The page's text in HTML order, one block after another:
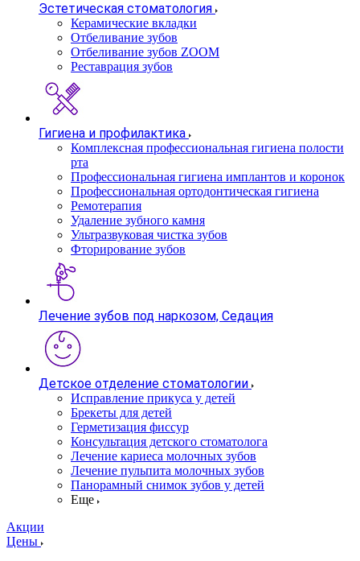
Эстетическая стоматология
Керамические вкладки
Отбеливание зубов
Отбеливание зубов ZOOM
Реставрация зубов
Гигиена и профилактика
Комплексная профессиональная гигиена полости
рта
Профессиональная гигиена имплантов и коронок
Профессиональная ортодонтическая гигиена
Ремотерапия
Удаление зубного камня
Ультразвуковая чистка зубов
Фторирование зубов
Лечение зубов под наркозом, Седация
Детское отделение стоматологии
Исправление прикуса у детей
Брекеты для детей
Герметизация фиссур
Консультация детского стоматолога
Лечение кариеса молочных зубов
Лечение пульпита молочных зубов
Панорамный снимок зубов у детей
Еще
Акции
Цены